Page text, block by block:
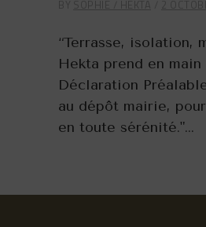
“Terrasse, isolation,
Hekta prend en main
Déclaration
au dépôt mairie,
en toute sérénité."